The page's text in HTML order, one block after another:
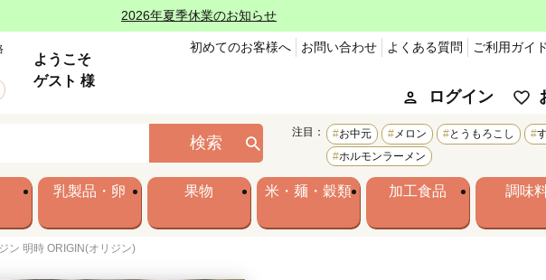
2026年夏季休業のお知らせ
ようこそ
ゲスト 様
初めてのお客様へ お問い合わせ よくある質問 ご利用ガイド
ログイン
検索
注目： お中元 メロン とうもろこし
ホルモンラーメン
乳製品・卵 果物 米・麺・穀類 加工食品 調味
ン 明時 ORIGIN(オリジン)